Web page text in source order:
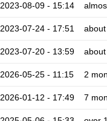
2023-08-09 - 15:14
2023-07-24 - 17:51
2023-07-20 - 13:59
2026-05-25 - 11:15 2
2026-01-12 - 17:49 7